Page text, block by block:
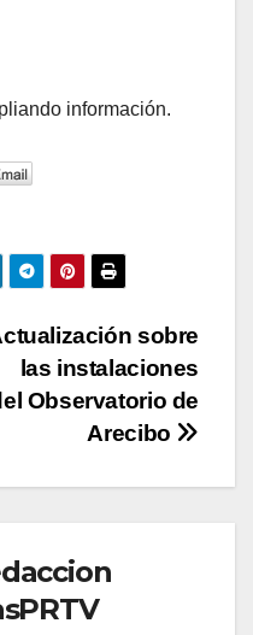
información.
sobre
las instalaciones
Observatorio de
Arecibo